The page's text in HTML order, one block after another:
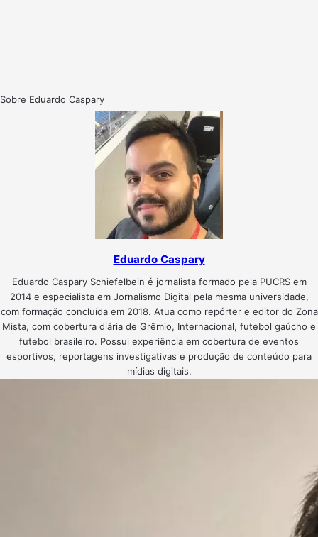
Sobre Eduardo Caspary
Eduardo Caspary
Eduardo Caspary Schiefelbein é jornalista formado pela PUCRS em
2014 e especialista em Jornalismo Digital pela mesma universidade,
com formação concluída em 2018. Atua como repórter e editor do Zona
Mista, com cobertura diária de Grêmio, Internacional, futebol gaúcho e
futebol brasileiro. Possui experiência em cobertura de eventos
esportivos, reportagens investigativas e produção de conteúdo para
mídias digitais.